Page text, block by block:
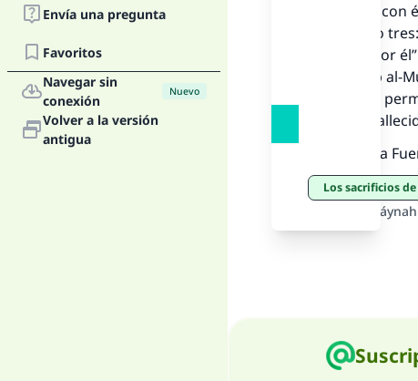
Envía una pregunta
Favoritos
Navegar sin
conexión
Nuevo
Volver a la versión
antigua
Allah sean
fin excepto
que reza por
en al-‘Adab
de caridad
persona,
Y Allah es la
Los sacrificios
Al-